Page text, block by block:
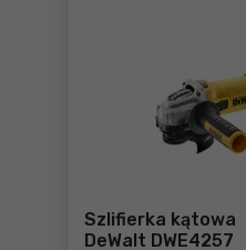
Szlifierka kątowa
DeWalt DWE4257